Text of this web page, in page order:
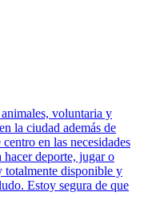
voluntaria y
la ciudad además de
en las necesidades
hacer deporte, jugar o
totalmente disponible y
Estoy segura de que